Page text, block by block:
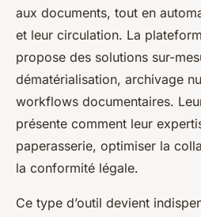
aux documents, tout en
et leur circulation. La
propose des solutions sur-
dématérialisation, archivage
workflows documentaires.
présente comment leur
paperasserie, optimiser la
la conformité légale.
Ce type d’outil devient